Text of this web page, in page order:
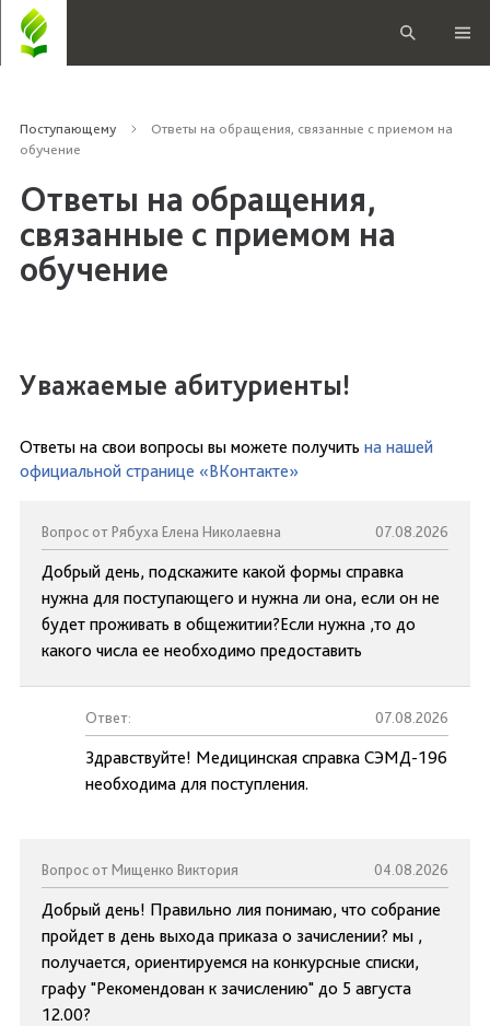
Поступающему
Ответы на обращения, связанные с приемом на
обучение
Ответы на обращения,
связанные с приемом на
обучение
Уважаемые абитуриенты!
Ответы на свои вопросы вы можете получить на нашей
официальной странице «ВКонтакте»
Вопрос от Рябуха Елена Николаевна 07.08.2026
Добрый день, подскажите какой формы справка
нужна для поступающего и нужна ли она, если он не
будет проживать в общежитии?Если нужна ,то до
какого числа ее необходимо предоставить
Ответ: 07.08.2026
Здравствуйте! Медицинская справка СЭМД-196
необходима для поступления.
Вопрос от Мищенко Виктория 04.08.2026
Добрый день! Правильно лия понимаю, что собрание
пройдет в день выхода приказа о зачислении? мы ,
получается, ориентируемся на конкурсные списки,
графу "Рекомендован к зачислению" до 5 августа
12.00?